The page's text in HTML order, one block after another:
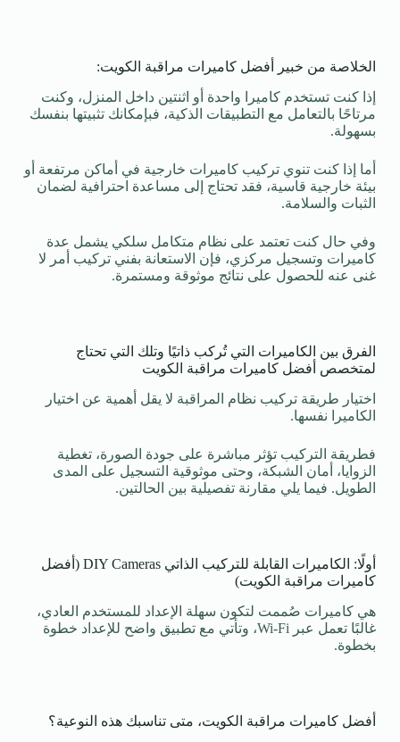
الخلاصة من خبير أفضل كاميرات مراقبة الكويت:
إذا كنت تستخدم كاميرا واحدة أو اثنتين داخل المنزل، وكنت
مرتاحًا بالتعامل مع التطبيقات الذكية، فبإمكانك تثبيتها بنفسك
بسهولة.
أما إذا كنت تنوي تركيب كاميرات خارجية في أماكن مرتفعة أو
بيئة خارجية قاسية، فقد تحتاج إلى مساعدة احترافية لضمان
الثبات والسلامة.
وفي حال كنت تعتمد على نظام متكامل سلكي يشمل عدة
كاميرات وتسجيل مركزي، فإن الاستعانة بفني تركيب أمر لا
غنى عنه للحصول على نتائج موثوقة ومستمرة.
الفرق بين الكاميرات التي تُركب ذاتيًا وتلك التي تحتاج
لمتخصص أفضل كاميرات مراقبة الكويت
اختيار طريقة تركيب نظام المراقبة لا يقل أهمية عن اختيار
الكاميرا نفسها.
فطريقة التركيب تؤثر مباشرة على جودة الصورة، تغطية
الزوايا، أمان الشبكة، وحتى موثوقية التسجيل على المدى
الطويل. فيما يلي مقارنة تفصيلية بين الحالتين.
أولًا: الكاميرات القابلة للتركيب الذاتي DIY Cameras (أفضل
كاميرات مراقبة الكويت)
هي كاميرات صُممت لتكون سهلة الإعداد للمستخدم العادي،
غالبًا تعمل عبر Wi-Fi، وتأتي مع تطبيق واضح للإعداد خطوة
بخطوة.
أفضل كاميرات مراقبة الكويت، متى تناسبك هذه النوعية؟